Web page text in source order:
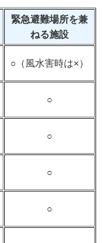
緊急避難場所を兼
ねる施設
○（風水害時は×）
○
○
○
○